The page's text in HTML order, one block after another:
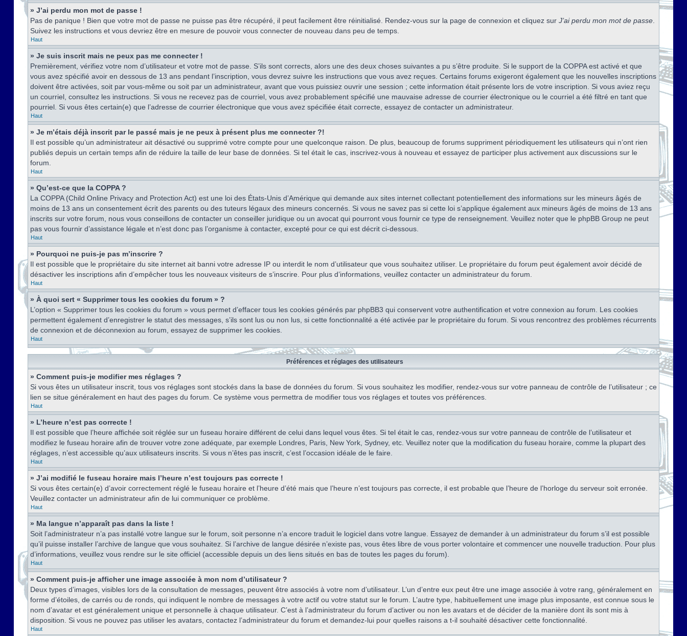
» J’ai perdu mon mot de passe !
Pas de panique ! Bien que votre mot de passe ne puisse pas être récupéré, il peut facilement être réinitialisé. Rendez-vous sur la page de connexion et cliquez sur J’ai perdu mon mot de passe
Suivez les instructions et vous devriez être en mesure de pouvoir vous connecter de nouveau dans peu de temps.
Haut
» Je suis inscrit mais ne peux pas me connecter !
Premièrement, vérifiez votre nom d’utilisateur et votre mot de passe. S’ils sont corrects, alors une des deux choses suivantes a pu s’être produite. Si le support de la COPPA est activé et que
vous avez spécifié avoir en dessous de 13 ans pendant l’inscription, vous devrez suivre les instructions que vous avez reçues. Certains forums exigeront également que les nouvelles inscriptions
doivent être activées, soit par vous-même ou soit par un administrateur, avant que vous puissiez ouvrir une session ; cette information était présente lors de votre inscription. Si vous aviez reçu
un courriel, consultez les instructions. Si vous ne recevez pas de courriel, vous avez probablement spécifié une mauvaise adresse de courrier électronique ou le courriel a été filtré en tant que
pourriel. Si vous êtes certain(e) que l’adresse de courrier électronique que vous avez spécifiée était correcte, essayez de contacter un administrateur.
Haut
» Je m’étais déjà inscrit par le passé mais je ne peux à présent plus me connecter ?!
Il est possible qu’un administrateur ait désactivé ou supprimé votre compte pour une quelconque raison. De plus, beaucoup de forums suppriment périodiquement les utilisateurs qui n’ont rien
publiés depuis un certain temps afin de réduire la taille de leur base de données. Si tel était le cas, inscrivez-vous à nouveau et essayez de participer plus activement aux discussions sur le
forum.
Haut
» Qu’est-ce que la COPPA ?
La COPPA (Child Online Privacy and Protection Act) est une loi des États-Unis d’Amérique qui demande aux sites internet collectant potentiellement des informations sur les mineurs âgés de
moins de 13 ans un consentement écrit des parents ou des tuteurs légaux des mineurs concernés. Si vous ne savez pas si cette loi s’applique également aux mineurs âgés de moins de 13 ans
inscrits sur votre forum, nous vous conseillons de contacter un conseiller juridique ou un avocat qui pourront vous fournir ce type de renseignement. Veuillez noter que le phpBB Group ne peut
pas vous fournir d’assistance légale et n’est donc pas l’organisme à contacter, excepté pour ce qui est décrit ci-dessous.
Haut
» Pourquoi ne puis-je pas m’inscrire ?
Il est possible que le propriétaire du site internet ait banni votre adresse IP ou interdit le nom d’utilisateur que vous souhaitez utiliser. Le propriétaire du forum peut également avoir décidé de
désactiver les inscriptions afin d’empêcher tous les nouveaux visiteurs de s’inscrire. Pour plus d’informations, veuillez contacter un administrateur du forum.
Haut
» À quoi sert « Supprimer tous les cookies du forum » ?
L’option « Supprimer tous les cookies du forum » vous permet d’effacer tous les cookies générés par phpBB3 qui conservent votre authentification et votre connexion au forum. Les cookies
permettent également d’enregistrer le statut des messages, s’ils sont lus ou non lus, si cette fonctionnalité a été activée par le propriétaire du forum. Si vous rencontrez des problèmes récurrents
de connexion et de déconnexion au forum, essayez de supprimer les cookies.
Haut
Préférences et réglages des utilisateurs
» Comment puis-je modifier mes réglages ?
Si vous êtes un utilisateur inscrit, tous vos réglages sont stockés dans la base de données du forum. Si vous souhaitez les modifier, rendez-vous sur votre panneau de contrôle de l’utilisateur ; ce
lien se situe généralement en haut des pages du forum. Ce système vous permettra de modifier tous vos réglages et toutes vos préférences.
Haut
» L’heure n’est pas correcte !
Il est possible que l’heure affichée soit réglée sur un fuseau horaire différent de celui dans lequel vous êtes. Si tel était le cas, rendez-vous sur votre panneau de contrôle de l’utilisateur et
modifiez le fuseau horaire afin de trouver votre zone adéquate, par exemple Londres, Paris, New York, Sydney, etc. Veuillez noter que la modification du fuseau horaire, comme la plupart des
réglages, n’est accessible qu’aux utilisateurs inscrits. Si vous n’êtes pas inscrit, c’est l’occasion idéale de le faire.
Haut
» J’ai modifié le fuseau horaire mais l’heure n’est toujours pas correcte !
Si vous êtes certain(e) d’avoir correctement réglé le fuseau horaire et l’heure d’été mais que l’heure n’est toujours pas correcte, il est probable que l’heure de l’horloge du serveur soit erronée.
Veuillez contacter un administrateur afin de lui communiquer ce problème.
Haut
» Ma langue n’apparaît pas dans la liste !
Soit l’administrateur n’a pas installé votre langue sur le forum, soit personne n’a encore traduit le logiciel dans votre langue. Essayez de demander à un administrateur du forum s’il est possible
qu’il puisse installer l’archive de langue que vous souhaitez. Si l’archive de langue désirée n’existe pas, vous êtes libre de vous porter volontaire et commencer une nouvelle traduction. Pour plus
d’informations, veuillez vous rendre sur le site officiel (accessible depuis un des liens situés en bas de toutes les pages du forum).
Haut
» Comment puis-je afficher une image associée à mon nom d’utilisateur ?
Deux types d’images, visibles lors de la consultation de messages, peuvent être associés à votre nom d’utilisateur. L’un d’entre eux peut être une image associée à votre rang, généralement en
forme d’étoiles, de carrés ou de ronds, qui indiquent le nombre de messages à votre actif ou votre statut sur le forum. L’autre type, habituellement une image plus imposante, est connue sous le
nom d’avatar et est généralement unique et personnelle à chaque utilisateur. C’est à l’administrateur du forum d’activer ou non les avatars et de décider de la manière dont ils sont mis à
disposition. Si vous ne pouvez pas utiliser les avatars, contactez l’administrateur du forum et demandez-lui pour quelles raisons a t-il souhaité désactiver cette fonctionnalité.
Haut